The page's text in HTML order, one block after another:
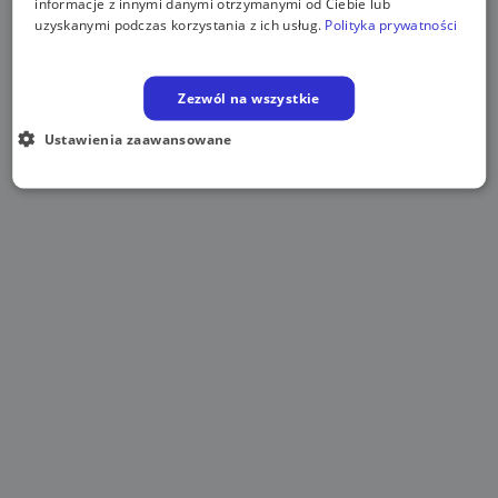
uzyskanymi podczas korzystania z ich usług. Polityka prywatności
Zezwól na wszystkie
Ustawienia zaawansowane